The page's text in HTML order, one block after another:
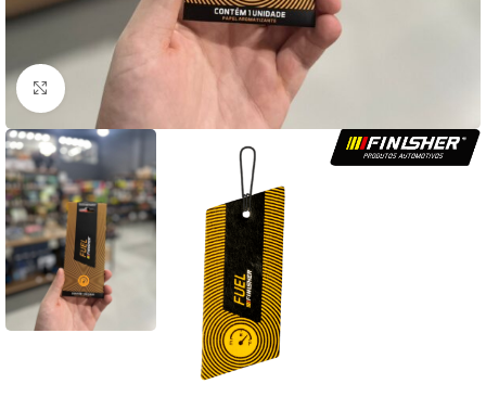
Clique para ampliar